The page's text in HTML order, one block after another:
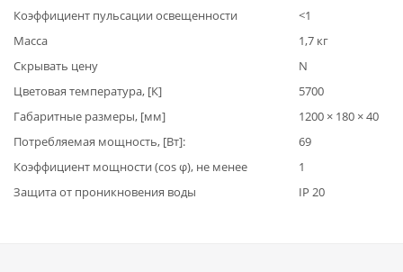
Коэффициент пульсации освещенности
<1
Масса
1,7 кг
Скрывать цену
N
Цветовая температура, [К]
5700
Габаритные размеры, [мм]
1200 × 180 × 40
Потребляемая мощность, [Вт]:
69
Коэффициент мощности (cos φ), не менее
1
Защита от проникновения воды
IP 20